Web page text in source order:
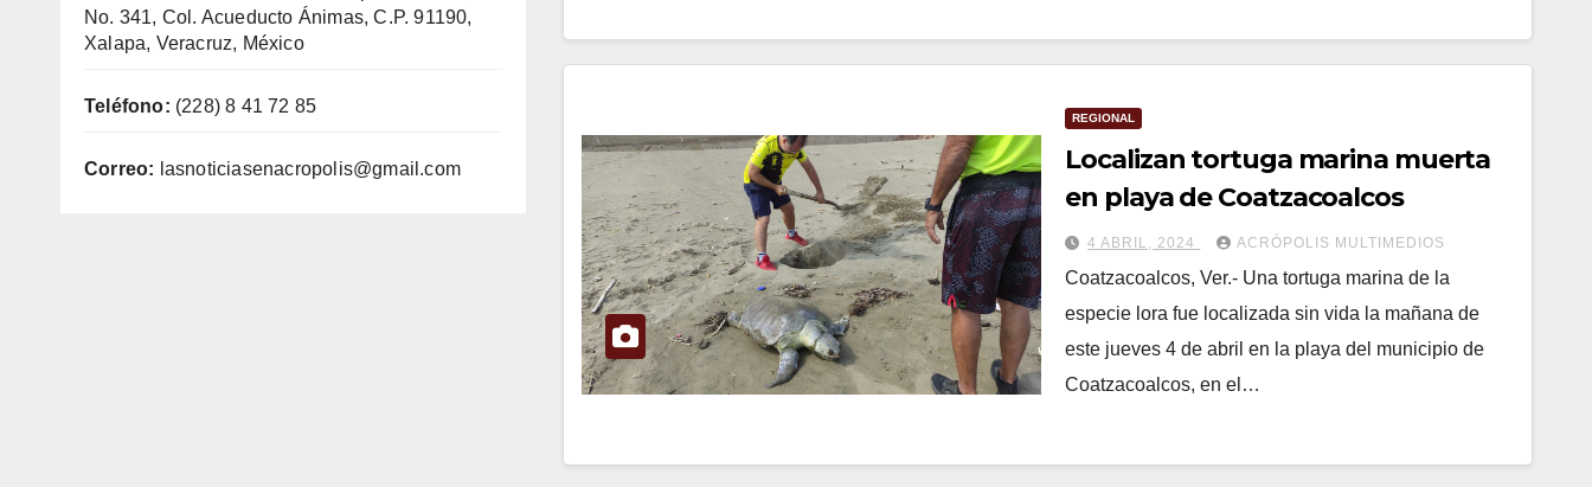
No. 341, Col. Acueducto Ánimas, C.P. 91190,
Xalapa, Veracruz, México
Teléfono: (228) 8 41 72 85
Correo: lasnoticiasenacropolis@gmail.com
REGIONAL
Localizan tortuga marina muerta
en playa de Coatzacoalcos
4 ABRIL, 2024 ACRÓPOLIS MULTIMEDIOS
Coatzacoalcos, Ver.- Una tortuga marina de la
especie lora fue localizada sin vida la mañana de
este jueves 4 de abril en la playa del municipio de
Coatzacoalcos, en el…